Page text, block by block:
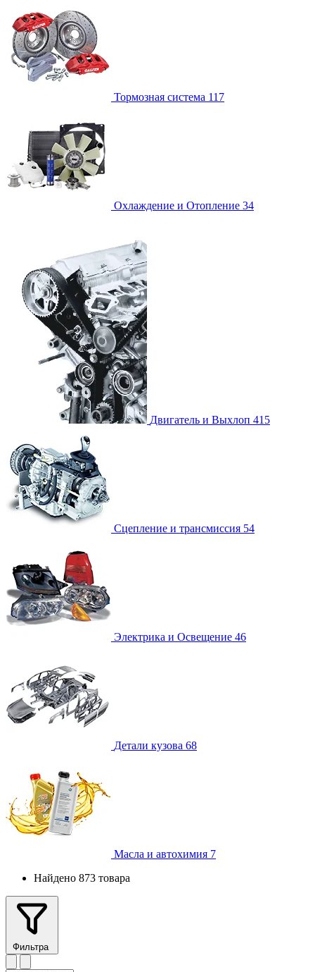
Тормозная система 117
Охлаждение и Отопление 34
Двигатель и Выхлоп 415
Сцепление и трансмиссия 54
Электрика и Освещение 46
Детали кузова 68
Масла и автохимия 7
Найдено 873 товара
Фильтра